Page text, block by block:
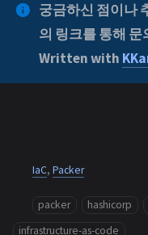
궁금하신 점이나
의 링크를 통해
Written with
IaC, Packer
packer hashicorp
infrastructure-as-code